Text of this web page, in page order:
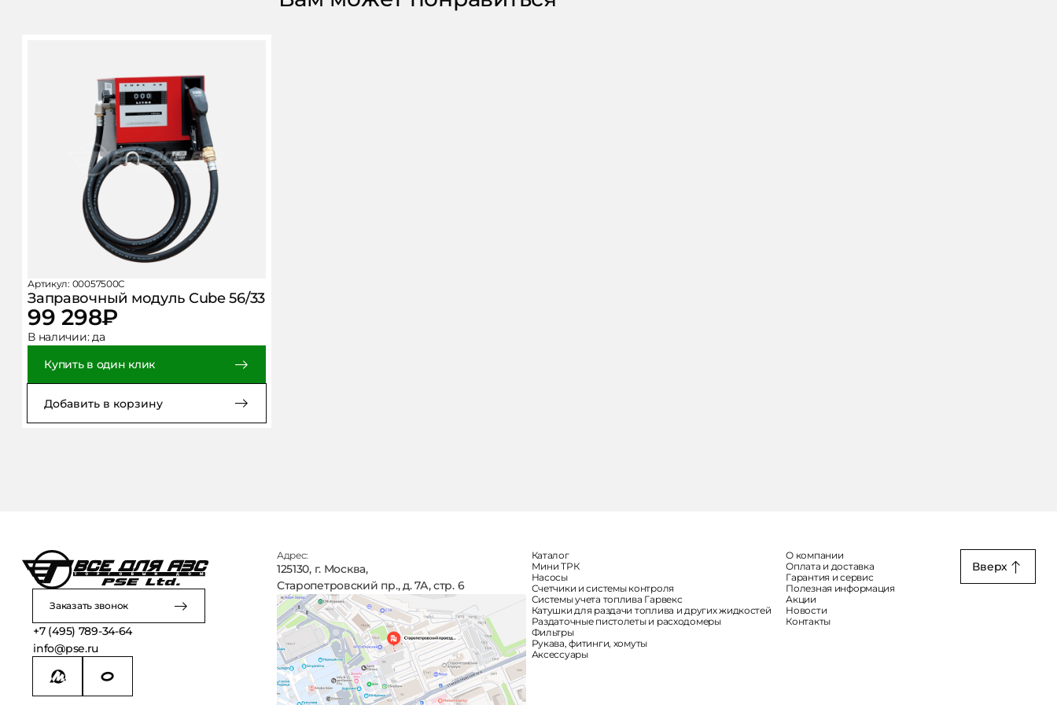
Артикул: 00057500C
Заправочный модуль Cube 56/33
99 298₽
В наличии:да
Купить в один клик
Добавить в корзину
Заказать звонок
+7 (495) 789-34-64
info@pse.ru
Адрес:
125130, г. Москва,
Старопетровский пр., д. 7А, стр. 6
Каталог
Мини ТРК
Насосы
Счетчики и системы контроля
Системы учета топлива Гарвекс
Катушки для раздачи топлива и других жидкостей
Раздаточные пистолеты и расходомеры
Фильтры
Рукава, фитинги, хомуты
Аксессуары
О компании
Оплата и доставка
Гарантия и сервис
Полезная информация
Акции
Новости
Контакты
Вверх